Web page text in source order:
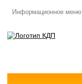
Информационное меню